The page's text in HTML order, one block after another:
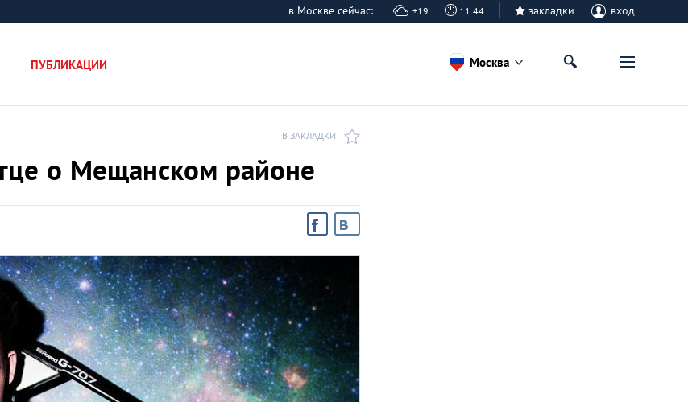
в Москве сейчас: +19 11:44 закладки вход
ПУБЛИКАЦИИ Москва
В ЗАКЛАДКИ
о Мещанском районе